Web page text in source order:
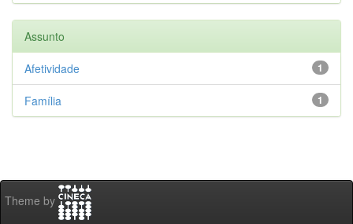
Assunto
1
Afetividade
1
Família
Theme by